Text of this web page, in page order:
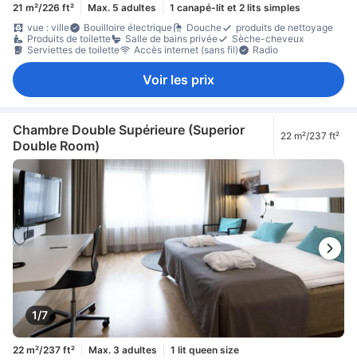
21 m²/226 ft² Max. 5 adultes
1 canapé-lit et 2 lits simples
vue : ville
Bouilloire électrique Douche
produits de nettoyage
Produits de toilette
Salle de bains privée
Sèche-cheveux
Serviettes de toilette
Accès internet (sans fil) Radio
Voir les prix
Chambre Double Supérieure (Superior
Double Room)
22 m²/237 ft²
1/7
22 m²/237 ft² Max. 3 adultes
1 lit queen size